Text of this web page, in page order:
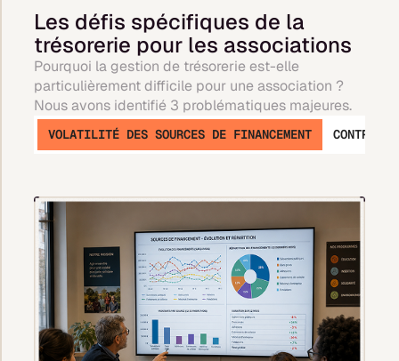
Les défis spécifiques de la
trésorerie pour les associations
Pourquoi la gestion de trésorerie est-elle
particulièrement difficile pour une association ?
Nous avons identifié 3 problématiques majeures.
VOLATILITÉ DES SOURCES DE FINANCEMENT